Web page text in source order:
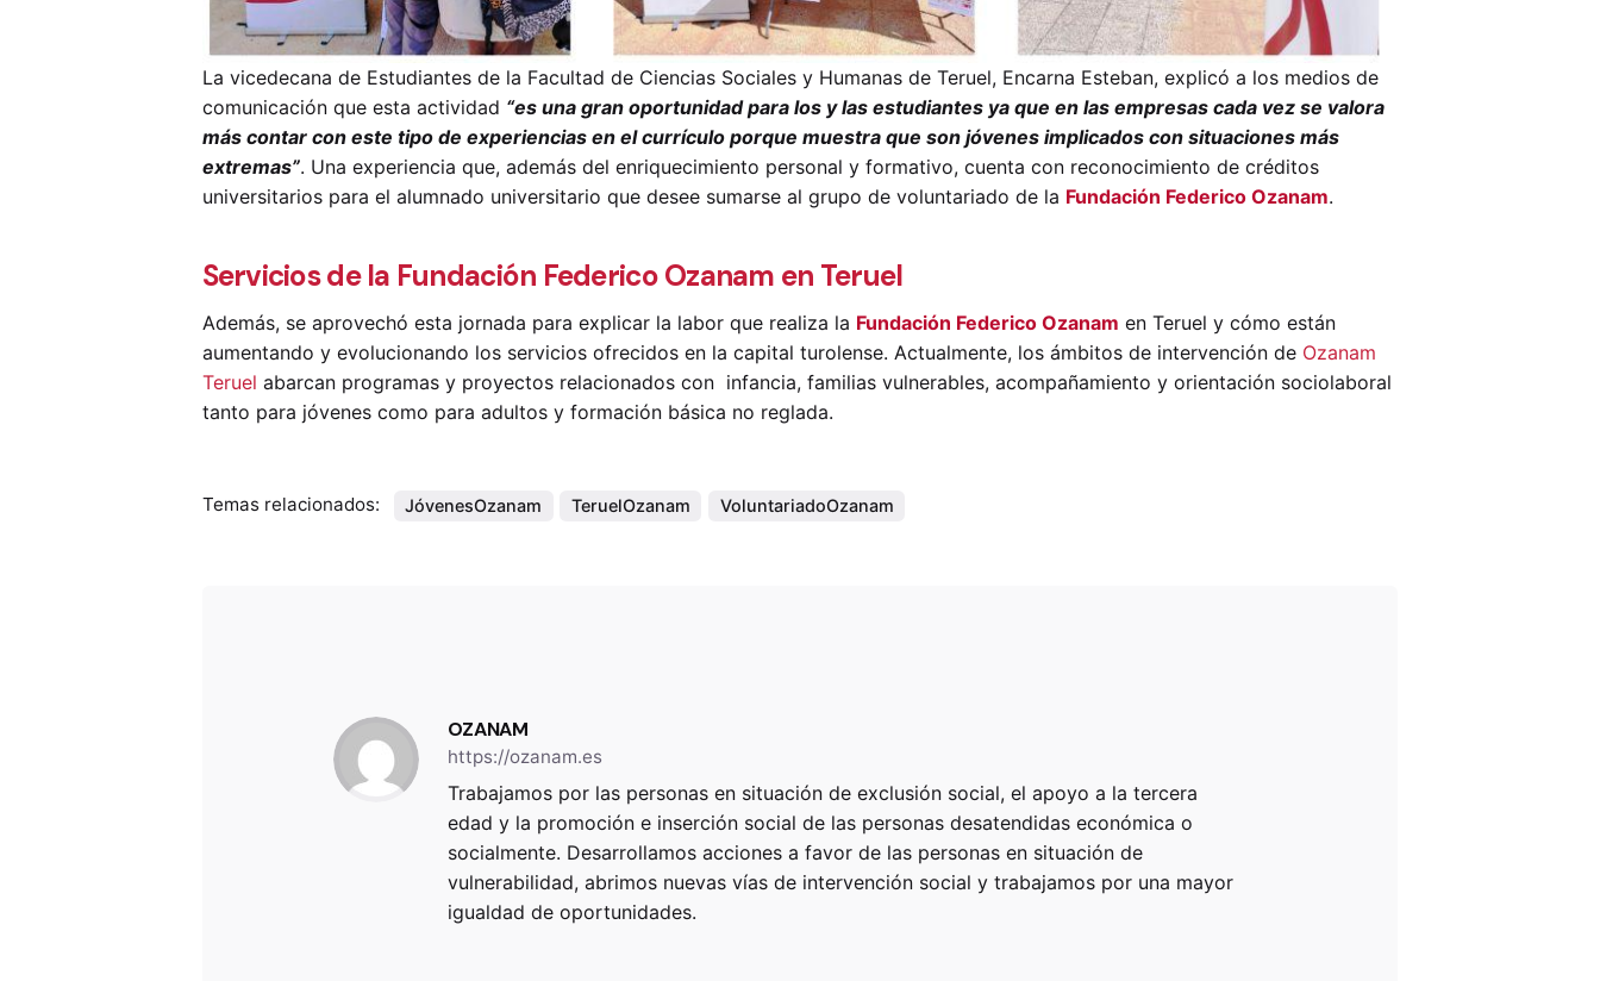
La vicedecana de Estudiantes de la Facultad de Ciencias Sociales y Humanas de Teruel, Encarna Esteban, explicó a los medios de
comunicación que esta actividad “es una gran oportunidad para los y las estudiantes ya que en las empresas cada vez se valora
más contar con este tipo de experiencias en el currículo porque muestra que son jóvenes implicados con situaciones más
extremas”. Una experiencia que, además del enriquecimiento personal y formativo, cuenta con reconocimiento de créditos
universitarios para el alumnado universitario que desee sumarse al grupo de voluntariado de la Fundación Federico Ozanam.
Servicios de la Fundación Federico Ozanam en Teruel
Además, se aprovechó esta jornada para explicar la labor que realiza la Fundación Federico Ozanam en Teruel y cómo están
aumentando y evolucionando los servicios ofrecidos en la capital turolense. Actualmente, los ámbitos de intervención de Ozanam
Teruel abarcan programas y proyectos relacionados con infancia, familias vulnerables, acompañamiento y orientación sociolaboral
tanto para jóvenes como para adultos y formación básica no reglada.
Temas relacionados: JóvenesOzanam TeruelOzanam VoluntariadoOzanam
OZANAM
https://ozanam.es
Trabajamos por las personas en situación de exclusión social, el apoyo a la tercera
edad y la promoción e inserción social de las personas desatendidas económica o
socialmente. Desarrollamos acciones a favor de las personas en situación de
vulnerabilidad, abrimos nuevas vías de intervención social y trabajamos por una mayor
igualdad de oportunidades.